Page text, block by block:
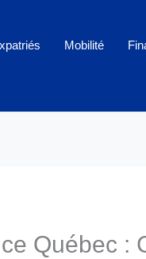
Mobilité
Québec :